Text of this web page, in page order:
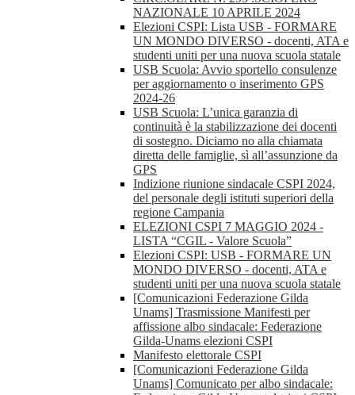
NAZIONALE 10 APRILE 2024
Elezioni CSPI: Lista USB - FORMARE
UN MONDO DIVERSO - docenti, ATA e
studenti uniti per una nuova scuola statale
USB Scuola: Avvio sportello consulenze
per aggiornamento o inserimento GPS
2024-26
USB Scuola: L’unica garanzia di
continuità è la stabilizzazione dei docenti
di sostegno. Diciamo no alla chiamata
diretta delle famiglie, sì all’assunzione da
GPS
Indizione riunione sindacale CSPI 2024,
del personale degli istituti superiori della
regione Campania
ELEZIONI CSPI 7 MAGGIO 2024 -
LISTA “CGIL - Valore Scuola”
Elezioni CSPI: USB - FORMARE UN
MONDO DIVERSO - docenti, ATA e
studenti uniti per una nuova scuola statale
[Comunicazioni Federazione Gilda
Unams] Trasmissione Manifesti per
affissione albo sindacale: Federazione
Gilda-Unams elezioni CSPI
Manifesto elettorale CSPI
[Comunicazioni Federazione Gilda
Unams] Comunicato per albo sindacale: